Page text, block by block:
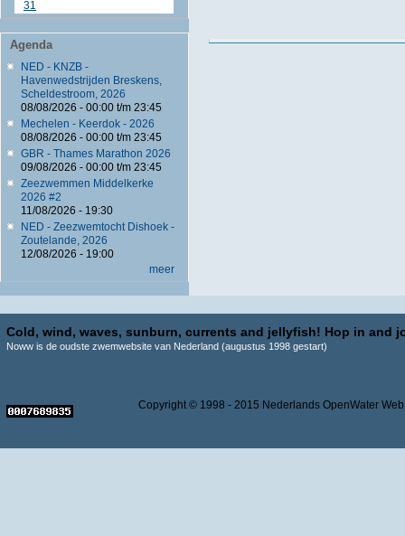
31
Agenda
NED - KNZB -
Havenwedstrijden Breskens,
Scheldestroom, 2026
08/08/2026 - 00:00t/m 23:45
Mechelen - Keerdok - 2026
08/08/2026 - 00:00t/m 23:45
GBR - Thames Marathon 2026
09/08/2026 - 00:00t/m 23:45
Zeezwemmen Middelkerke
2026 #2
11/08/2026 - 19:30
NED - Zeezwemtocht Dishoek -
Zoutelande, 2026
12/08/2026 - 19:00
meer
Cold, wind, waves, sunburn, currents and jellyfish! Hop in and
Noww is de oudste zwemwebsite van Nederland (augustus 1998 gestart)
Copyright © 1998 - 2015 Nederlands OpenWater